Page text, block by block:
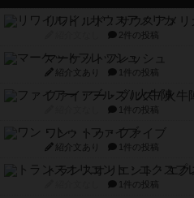
リワイルド：サウスアメリ
2件の投稿
マーケットフレッシュ
紹介文あり 1件の投稿
ファイアー・ブルズ / 火牛
1件の投稿
ワン・トゥ・ファイブ
紹介文あり 1件の投稿
トランスオリエント・エク
1件の投稿